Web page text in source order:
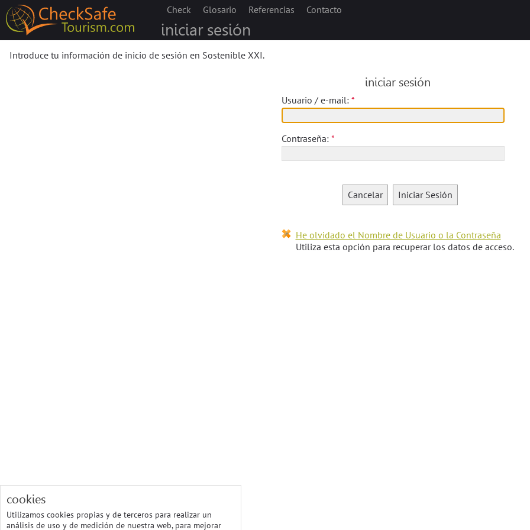
cookies
Utilizamos cookies propias y de terceros para realizar un
análisis de uso y de medición de nuestra web, para mejorar
Check Glosario Referencias Contacto
iniciar sesión
Introduce tu información de inicio de sesión en Sostenible XXI.
iniciar sesión
Usuario / e-mail:
Contraseña:
Cancelar Iniciar Sesión
He olvidado el Nombre de Usuario o la Contraseña
Utiliza esta opción para recuperar los datos de acceso.